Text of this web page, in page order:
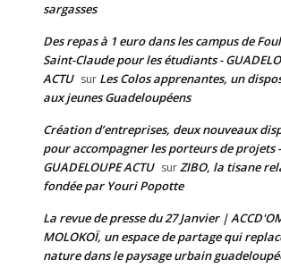
sargasses
Des repas à 1 euro dans les campus de
Saint-Claude pour les étudiants -
ACTU sur Les Colos apprenantes, un
aux jeunes Guadeloupéens
Création d’entreprises, deux nouveaux
pour accompagner les porteurs de projets -
GUADELOUPE ACTU surZIBO, la tisane
fondée par Youri Popotte
La revue de presse du 27 Janvier |
MOLOKOÏ, un espace de partage qui
nature dans le paysage urbain